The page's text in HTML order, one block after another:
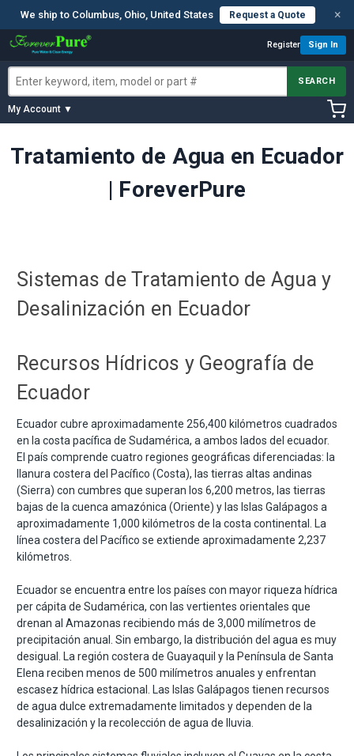
We ship to Columbus, Ohio, United States Request a Quote ×
Register Sign In
SEARCH
My Account ▼
Tratamiento de Agua en Ecuador
| ForeverPure
Sistemas de Tratamiento de Agua y
Desalinización en Ecuador
Recursos Hídricos y Geografía de
Ecuador
Ecuador cubre aproximadamente 256,400 kilómetros cuadrados
en la costa pacífica de Sudamérica, a ambos lados del ecuador.
El país comprende cuatro regiones geográficas diferenciadas: la
llanura costera del Pacífico (Costa), las tierras altas andinas
(Sierra) con cumbres que superan los 6,200 metros, las tierras
bajas de la cuenca amazónica (Oriente) y las Islas Galápagos a
aproximadamente 1,000 kilómetros de la costa continental. La
línea costera del Pacífico se extiende aproximadamente 2,237
kilómetros.
Ecuador se encuentra entre los países con mayor riqueza hídrica
per cápita de Sudamérica, con las vertientes orientales que
drenan al Amazonas recibiendo más de 3,000 milímetros de
precipitación anual. Sin embargo, la distribución del agua es muy
desigual. La región costera de Guayaquil y la Península de Santa
Elena reciben menos de 500 milímetros anuales y enfrentan
escasez hídrica estacional. Las Islas Galápagos tienen recursos
de agua dulce extremadamente limitados y dependen de la
desalinización y la recolección de agua de lluvia.